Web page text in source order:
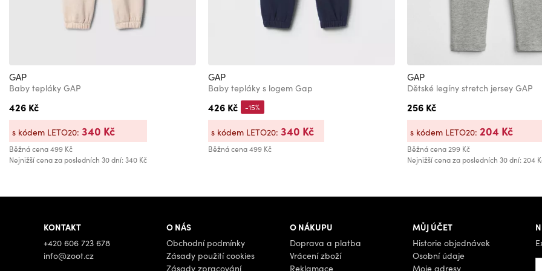
GAP
Baby tepláky GAP
426 Kč
Běžná cena499 Kč
Nejnižší cena za posledních 30 dní: 340 Kč
s kódem LETO20: 340 Kč
GAP
Baby tepláky s logem Gap
426 Kč
Běžná cena499 Kč
-15%
s kódem LETO20: 340 Kč
GAP
Dětské legíny stretch jersey GAP
256 Kč
Běžná cena299 Kč
Nejnižší cena za posledních 30 dní: 204
s kódem LETO20: 204 Kč
KONTAKT
+420 606 723 678
info@zoot.cz
O NÁS
Obchodní podmínky
Zásady použití cookies
Zásady zpracování
O NÁKUPU
Doprava a platba
Vrácení zboží
Reklamace
MŮJ ÚČET
Historie objednávek
Osobní údaje
Moje adresy